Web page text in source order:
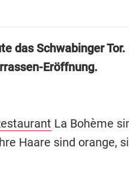
das Schwabinger Tor.
Eröffnung.
La Bohème
Haare sind orange,